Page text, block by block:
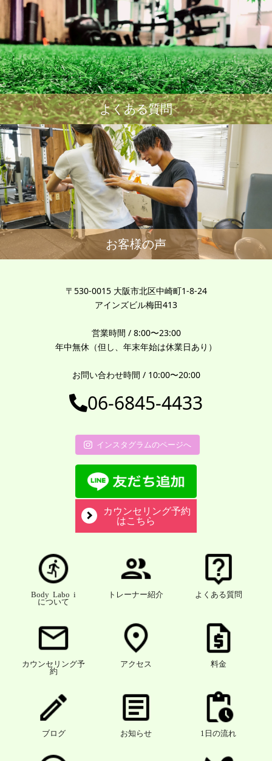
よくある質問
お客様の声
〒530-0015 大阪市北区中崎町1-8-24
アインズビル梅田413
営業時間 / 8:00〜23:00
年中無休（但し、年末年始は休業日あり）
お問い合わせ時間 / 10:00〜20:00
06-6845-4433
インスタグラムのページへ
カウンセリング予約
はこちら
Body Labo i
について
トレーナー紹介 よくある質問
カウンセリング予
約
アクセス 料金
ブログ お知らせ 1日の流れ